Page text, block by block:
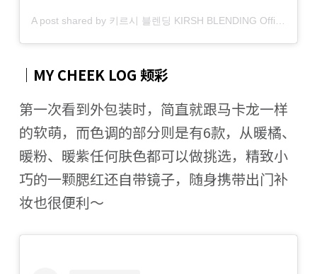
｜MY CHEEK LOG 颊彩
第一次看到外包装时，简直就跟马卡龙一样
的软萌，而色调的部分则是有6款，从暖橘、
暖粉、暖紫任何肤色都可以做挑选，精致小
巧的一颗腮红还自带镜子，随身携带出门补
妆也很便利～